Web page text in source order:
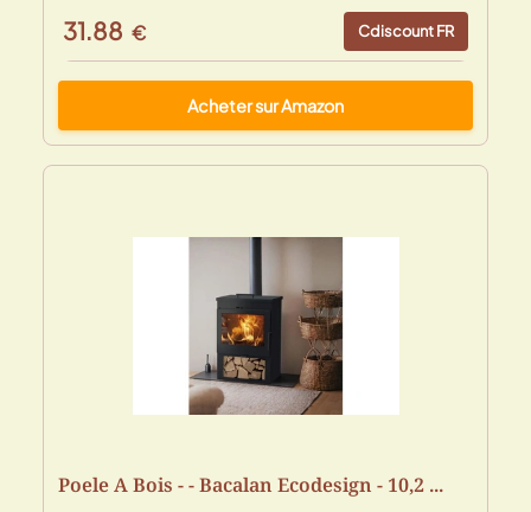
31.88 € Cdiscount FR
Acheter sur Amazon
Poele A Bois - - Bacalan Ecodesign - 10,2 ...